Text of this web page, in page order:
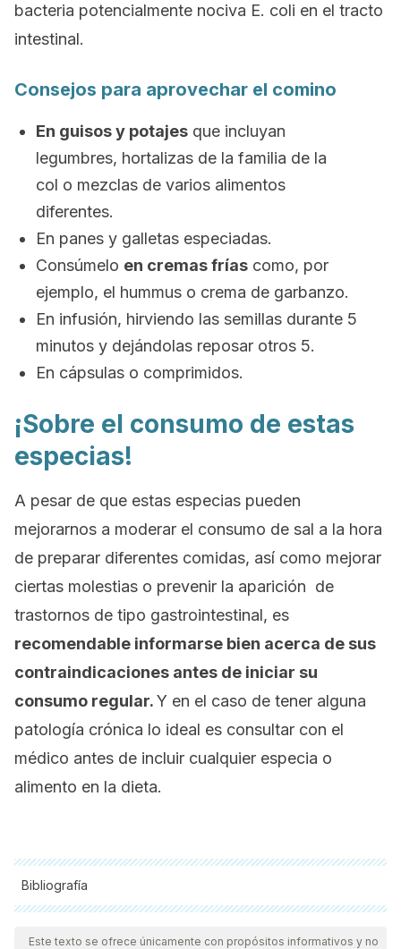
bacteria potencialmente nociva E. coli en el tracto
intestinal.
Consejos para aprovechar el comino
En guisos y potajes que incluyan
legumbres, hortalizas de la familia de la
col o mezclas de varios alimentos
diferentes.
En panes y galletas especiadas.
Consúmelo en cremas frías como, por
ejemplo, el hummus o crema de garbanzo.
En infusión, hirviendo las semillas durante 5
minutos y dejándolas reposar otros 5.
En cápsulas o comprimidos.
¡Sobre el consumo de estas
especias!
A pesar de que estas especias pueden
mejorarnos a moderar el consumo de sal a la hora
de preparar diferentes comidas, así como mejorar
ciertas molestias o prevenir la aparición de
trastornos de tipo gastrointestinal, es
recomendable informarse bien acerca de sus
contraindicaciones antes de iniciar su
consumo regular.Y en el caso de tener alguna
patología crónica lo ideal es consultar con el
médico antes de incluir cualquier especia o
alimento en la dieta.
Bibliografía
Todas las fuentes citadas fueron revisadas a profundidad por
nuestro equipo, para asegurar su calidad, confiabilidad,
Este texto se ofrece únicamente con propósitos informativos y no